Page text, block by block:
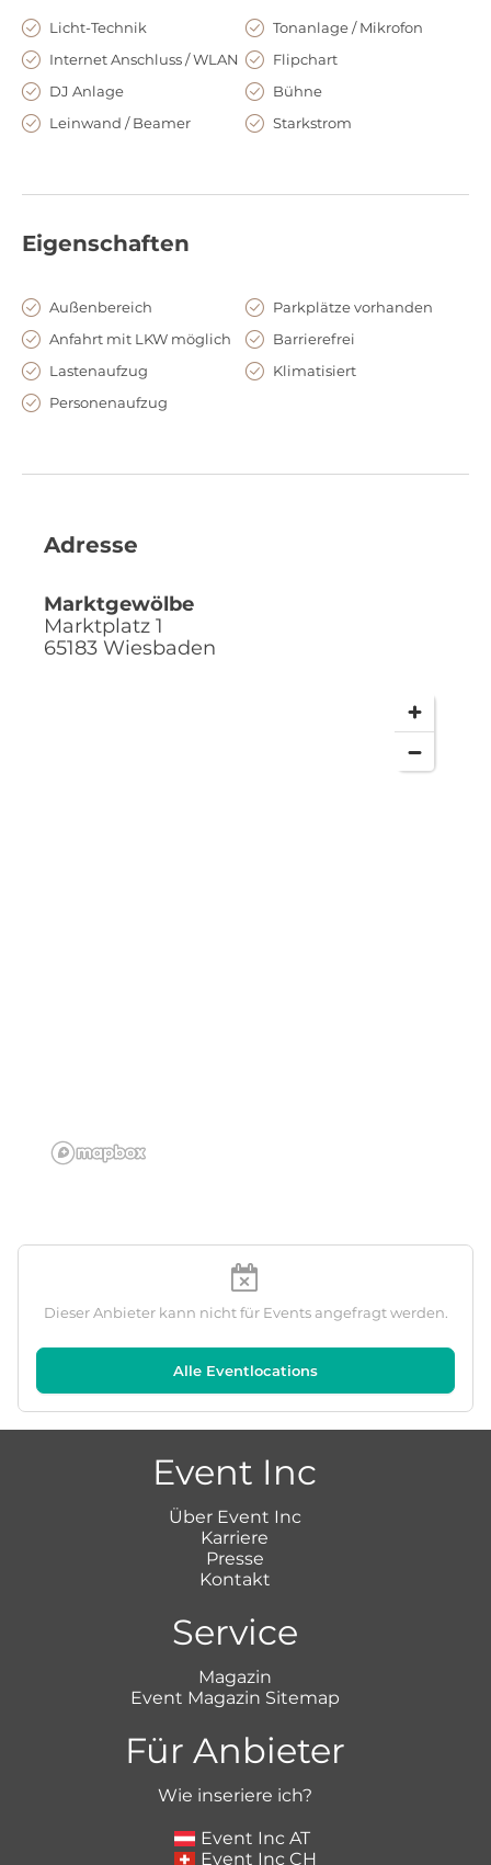
Licht-Technik
Tonanlage / Mikrofon
Internet Anschluss / WLAN
Flipchart
DJ Anlage
Bühne
Leinwand / Beamer
Starkstrom
Eigenschaften
Außenbereich
Parkplätze vorhanden
Anfahrt mit LKW möglich
Barrierefrei
Lastenaufzug
Klimatisiert
Personenaufzug
Adresse
Marktgewölbe
Marktplatz 1
65183 Wiesbaden
Dieser Anbieter kann nicht für Events angefragt werden.
Alle Eventlocations
Event Inc
Über Event Inc
Karriere
Presse
Kontakt
Service
Magazin
Event Magazin Sitemap
Für Anbieter
Wie inseriere ich?
Event Inc AT
Event Inc CH